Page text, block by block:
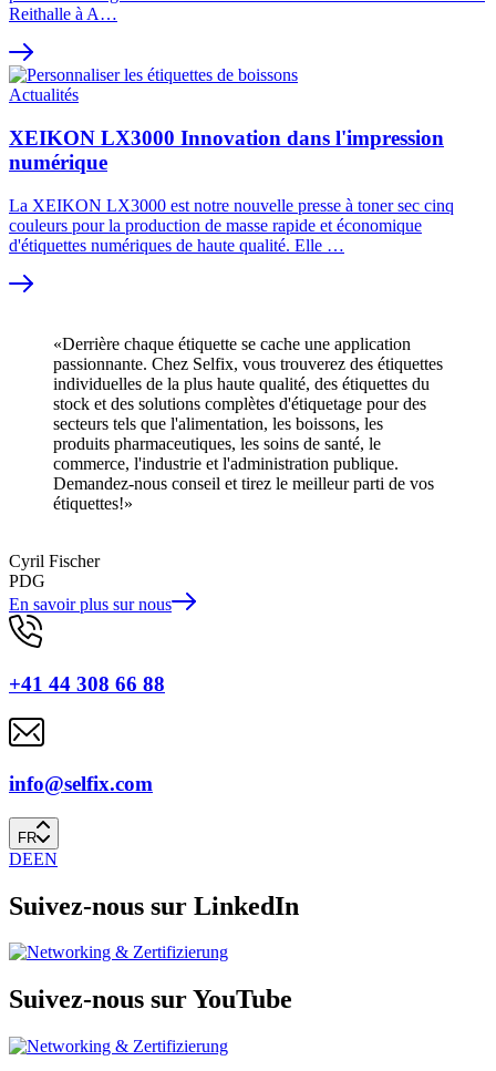
Reithalle à A…
Actualités
XEIKON LX3000 Innovation dans l'impression
numérique
La XEIKON LX3000 est notre nouvelle presse à toner sec cinq
couleurs pour la production de masse rapide et économique
d'étiquettes numériques de haute qualité. Elle …
«Derrière chaque étiquette se cache une application
passionnante. Chez Selfix, vous trouverez des étiquettes
individuelles de la plus haute qualité, des étiquettes du
stock et des solutions complètes d'étiquetage pour des
secteurs tels que l'alimentation, les boissons, les
produits pharmaceutiques, les soins de santé, le
commerce, l'industrie et l'administration publique.
Demandez-nous conseil et tirez le meilleur parti de vos
étiquettes!»
Cyril Fischer
PDG
En savoir plus sur nous
+41 44 308 66 88
info@selfix.com
FR
DEEN
Suivez-nous sur LinkedIn
Suivez-nous sur YouTube